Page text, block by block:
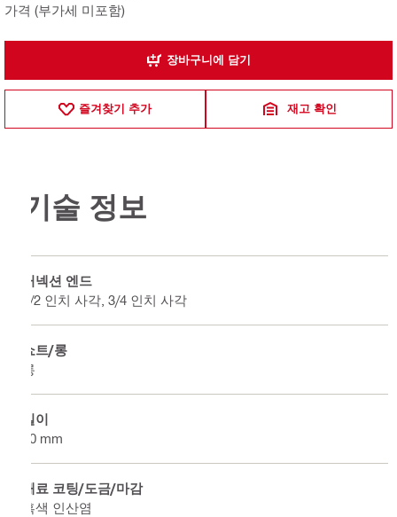
가격 (부가세 미포함)
장바구니에 담기
즐겨찾기 추가 재고 확인
기술 정보
커넥션 엔드
1/2 인치 사각, 3/4 인치 사각
쇼트/롱
롱
길이
50 mm
재료 코팅/도금/마감
흑색 인산염